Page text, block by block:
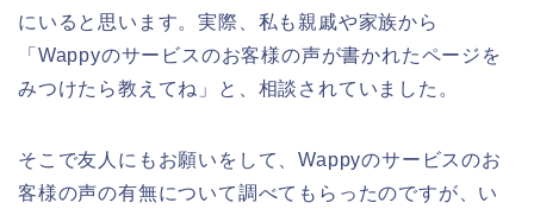
にいると思います。実際、私も親戚や家族から
「Wappyのサービスのお客様の声が書かれたページを
みつけたら教えてね」と、相談されていました。
そこで友人にもお願いをして、Wappyのサービスのお
客様の声の有無について調べてもらったのですが、い